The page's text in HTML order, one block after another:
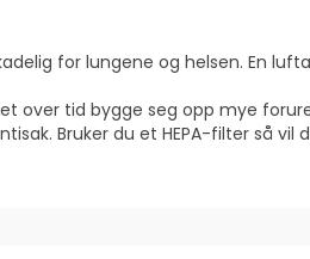
for lungene og helsen. En
over tid bygge seg opp mye
Bruker du et HEPA-filter så vil